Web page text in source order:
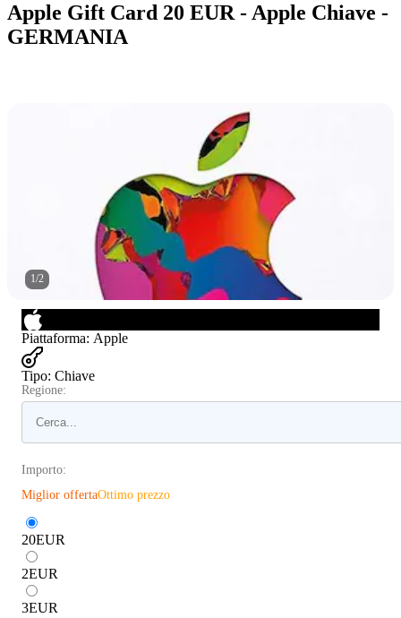
Apple Gift Card 20 EUR - Apple Chiave -
GERMANIA
1/2
Piattaforma: Apple
Tipo: Chiave
Regione:
Importo:
Miglior offertaOttimo prezzo
20EUR
2EUR
3EUR